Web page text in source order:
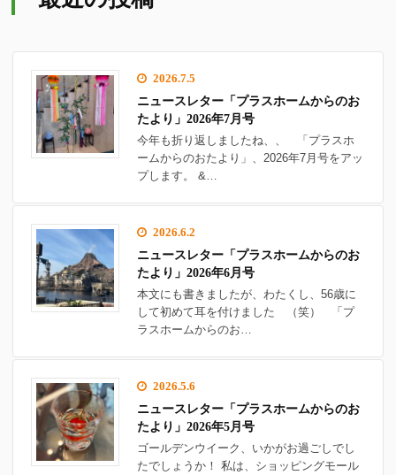
2026.7.5
ニュースレター「プラスホームからのお
たより」2026年7月号
今年も折り返しましたね、、 「プラスホ
ームからのおたより」、2026年7月号をアッ
プします。 &…
2026.6.2
ニュースレター「プラスホームからのお
たより」2026年6月号
本文にも書きましたが、わたくし、56歳に
して初めて耳を付けました （笑） 「プ
ラスホームからのお…
2026.5.6
ニュースレター「プラスホームからのお
たより」2026年5月号
ゴールデンウイーク、いかがお過ごしでし
たでしょうか！ 私は、ショッピングモール